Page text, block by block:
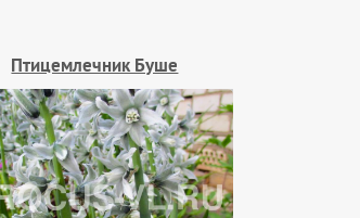
Птицемлечник Буше